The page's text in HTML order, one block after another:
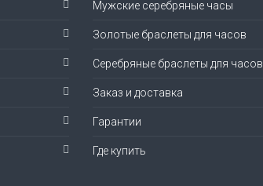
Мужские серебряные часы
Золотые браслеты для часов
Серебряные браслеты для часов
Заказ и доставка
Гарантии
Где купить